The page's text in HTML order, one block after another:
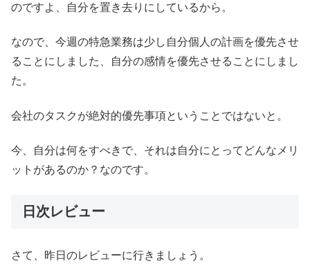
のですよ、自分を置き去りにしているから。
なので、今週の特急業務は少し自分個人の計画を優先させ
ることにしました、自分の感情を優先させることにしまし
た。
会社のタスクが絶対的優先事項ということではないと。
今、自分は何をすべきで、それは自分にとってどんなメリ
ットがあるのか？なのです。
日次レビュー
さて、昨日のレビューに行きましょう。